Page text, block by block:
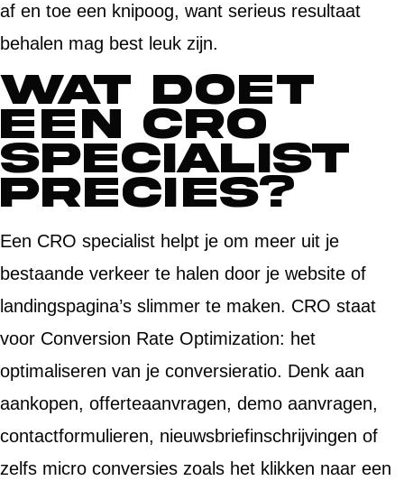
af en toe een knipoog, want serieus resultaat
behalen mag best leuk zijn.
Wat doet
een CRO
specialist
precies?
Een CRO specialist helpt je om meer uit je
bestaande verkeer te halen door je website of
landingspagina’s slimmer te maken. CRO staat
voor Conversion Rate Optimization: het
optimaliseren van je conversieratio. Denk aan
aankopen, offerteaanvragen, demo aanvragen,
contactformulieren, nieuwsbriefinschrijvingen of
zelfs micro conversies zoals het klikken naar een